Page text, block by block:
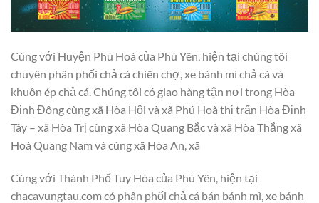
Cùng với Huyện Phú Hoà của Phú Yên, hiện tại chúng tôi
chuyên phân phối chả cá chiên chợ, xe bánh mì chả cá và
khuôn ép chả cá. Chúng tôi có giao hàng tận nơi trong Hòa
Định Đông cùng xã Hòa Hội và xã Phú Hoà thị trấn Hòa Định
Tây – xã Hòa Trị cùng xã Hòa Quang Bắc và xã Hòa Thắng xã
Hoà Quang Nam và cùng xã Hòa An, xã
Cùng với Thành Phố Tuy Hòa của Phú Yên, hiện tại
chacavungtau.com có phân phối chả cá bán bánh mì, xe bánh